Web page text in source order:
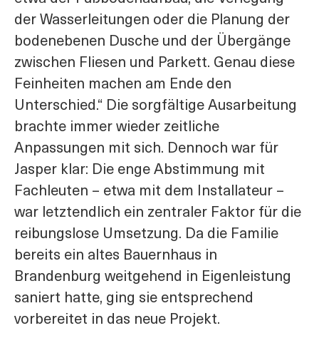
der Wasserleitungen oder die Planung der
bodenebenen Dusche und der Übergänge
zwischen Fliesen und Parkett. Genau diese
Feinheiten machen am Ende den
Unterschied.“ Die sorgfältige Ausarbeitung
brachte immer wieder zeitliche
Anpassungen mit sich. Dennoch war für
Jasper klar: Die enge Abstimmung mit
Fachleuten – etwa mit dem Installateur –
war letztendlich ein zentraler Faktor für die
reibungslose Umsetzung. Da die Familie
bereits ein altes Bauernhaus in
Brandenburg weitgehend in Eigenleistung
saniert hatte, ging sie entsprechend
vorbereitet in das neue Projekt.